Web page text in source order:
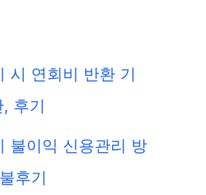
시 연회비 반환 기
후기
불이익 신용관리 방
후기